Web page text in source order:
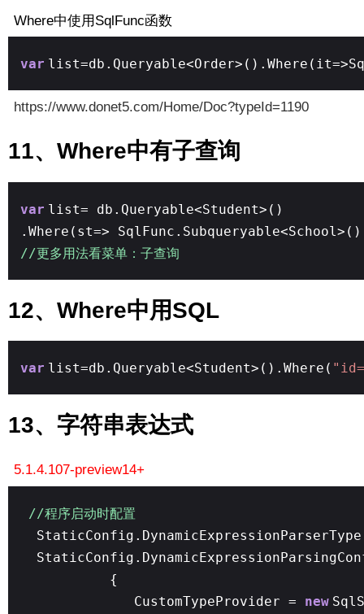
Where中使用SqlFunc函数
var
https://www.donet5.com/Home/Doc?typeId=1190
11、Where中有子查询
var list= db.Queryable<Student>()
.Where(st=>
//更多用法看菜单：子查询
12、Where中用SQL
var list=db.Queryable<Student>().Where(
13、字符串表达式
5.1.4.107-preview14+
//程序启动时配置
{
CustomTypeProvider = new